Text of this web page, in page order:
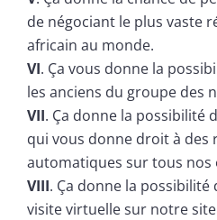
de négociant le plus vaste
africain au monde.
VI. Ça vous donne la
les anciens du groupe des
VII. Ça donne la possibilité
qui vous donne droit à des
automatiques sur tous nos
VIII. Ça donne la
visite virtuelle sur notre